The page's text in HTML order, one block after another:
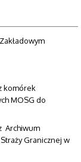
komórek
MOSG do
Archiwum
Granicznej w